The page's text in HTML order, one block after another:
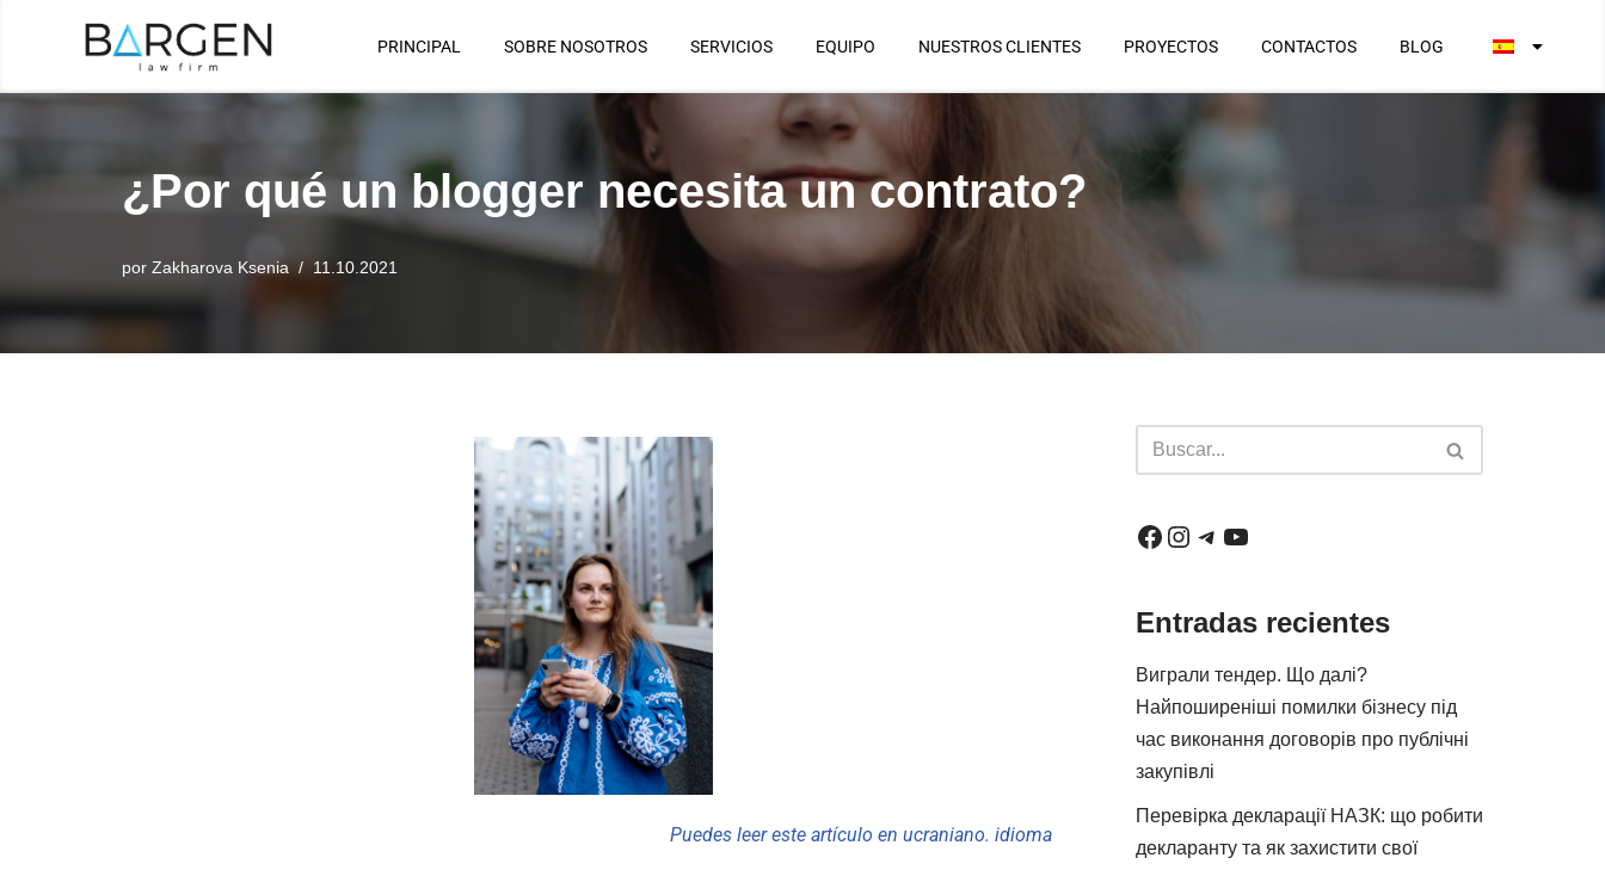
al
PRINCIPAL SOBRE NOSOTROS SERVICIOS EQUIPO NUESTROS CLIENTES PROYECTOS CONTACTOS BLOG
¿Por qué un blogger necesita un contrato?
por Zakharova Ksenia 11.10.2021
Puedes leer este artículo en ucraniano. idioma
Entradas recientes
Виграли тендер. Що далі?
Найпоширеніші помилки бізнесу під
час виконання договорів про публічні
закупівлі
Перевірка декларації НАЗК: що робити
декларанту та як захистити свої